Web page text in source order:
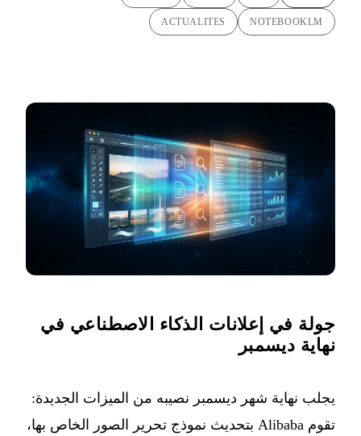
NOTEBOOKLM
ACTUALITES
جولة في إعلانات الذكاء الاصطناعي في
نهاية ديسمبر
يجلب نهاية شهر ديسمبر نصيبه من الميزات الجديدة:
تقوم Alibaba بتحديث نموذج تحرير الصور الخاص بها،